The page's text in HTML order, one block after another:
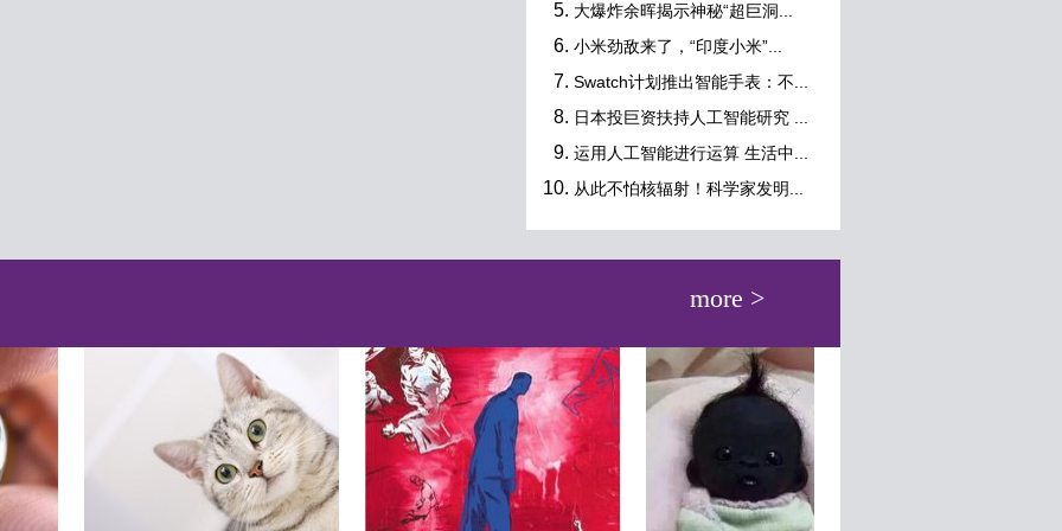
大爆炸余晖揭示神秘“超巨洞...
小米劲敌来了，“印度小米”...
Swatch计划推出智能手表：不...
日本投巨资扶持人工智能研究 ...
运用人工智能进行运算 生活中...
从此不怕核辐射！科学家发明...
more >